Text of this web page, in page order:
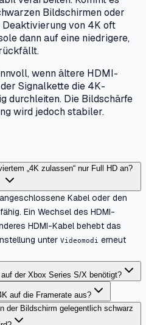
Bildschirmen oder
Deaktivierung von 4K oft
dann auf eine niedrigere,
wenn ältere HDMI-
Signalkette die 4K-
durchleiten. Die Bildschärfe
wird jedoch stabiler.
„4K zulassen“ nur Full HD an?
Kabel oder den
Ein Wechsel des HDMI-
HDMI-Kabel behebt das
unter Videomodi erneut
der Xbox Series S/X benötigt?
auf die Framerate aus?
der Bildschirm gelegentlich schwarz